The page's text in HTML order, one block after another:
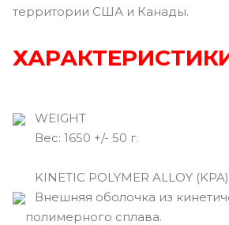
территории США и Канады.
WEIGHT
Вec: 1650 +/- 50 г.
KINETIC POLYMER ALLOY (KPA)
Внешняя оболочка из
полимерного сплава.